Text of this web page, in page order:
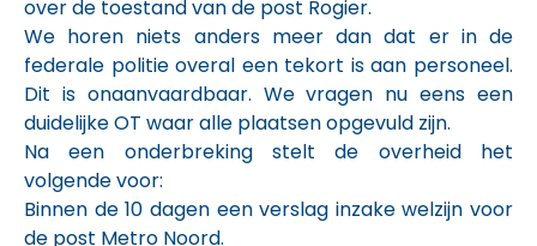
over de toestand van de post Rogier.
We horen niets anders meer dan dat er in de
federale politie overal een tekort is aan personeel.
Dit is onaanvaardbaar. We vragen nu eens een
duidelijke OT waar alle plaatsen opgevuld zijn.
Na een onderbreking stelt de overheid het
volgende voor:
Binnen de 10 dagen een verslag inzake welzijn voor
de post Metro Noord.